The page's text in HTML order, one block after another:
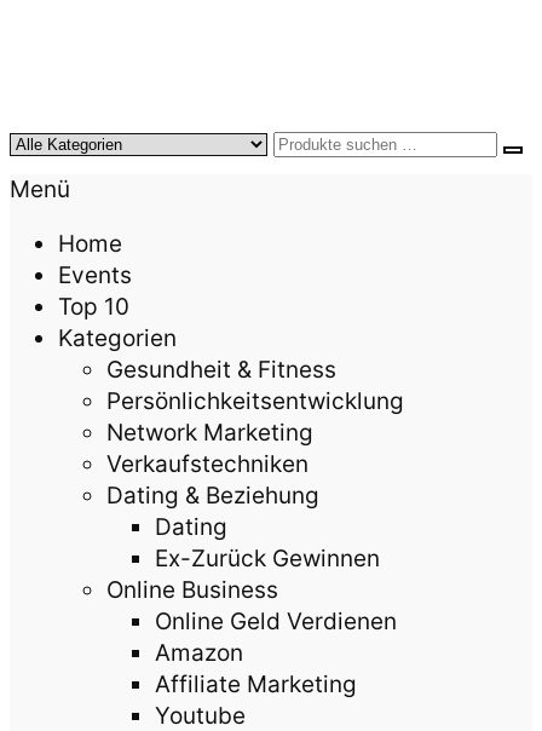
KursTipps.de
Weil Weiterbildung die beste Investition für mehr
Lebensqualität ist.
Menü
Home
Events
Top 10
Kategorien
Gesundheit & Fitness
Persönlichkeitsentwicklung
Network Marketing
Verkaufstechniken
Dating & Beziehung
Dating
Ex-Zurück Gewinnen
Online Business
Online Geld Verdienen
Amazon
Affiliate Marketing
Youtube